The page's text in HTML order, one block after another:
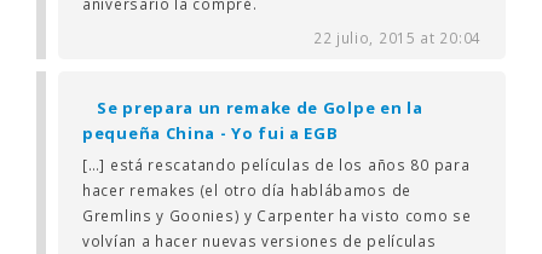
22 julio, 2015 at 20:04
Se prepara un remake de Golpe en la
pequeña China - Yo fui a EGB
[…] está rescatando películas de los años 80 para
hacer remakes (el otro día hablábamos de
Gremlins y Goonies) y Carpenter ha visto como se
volvían a hacer nuevas versiones de películas